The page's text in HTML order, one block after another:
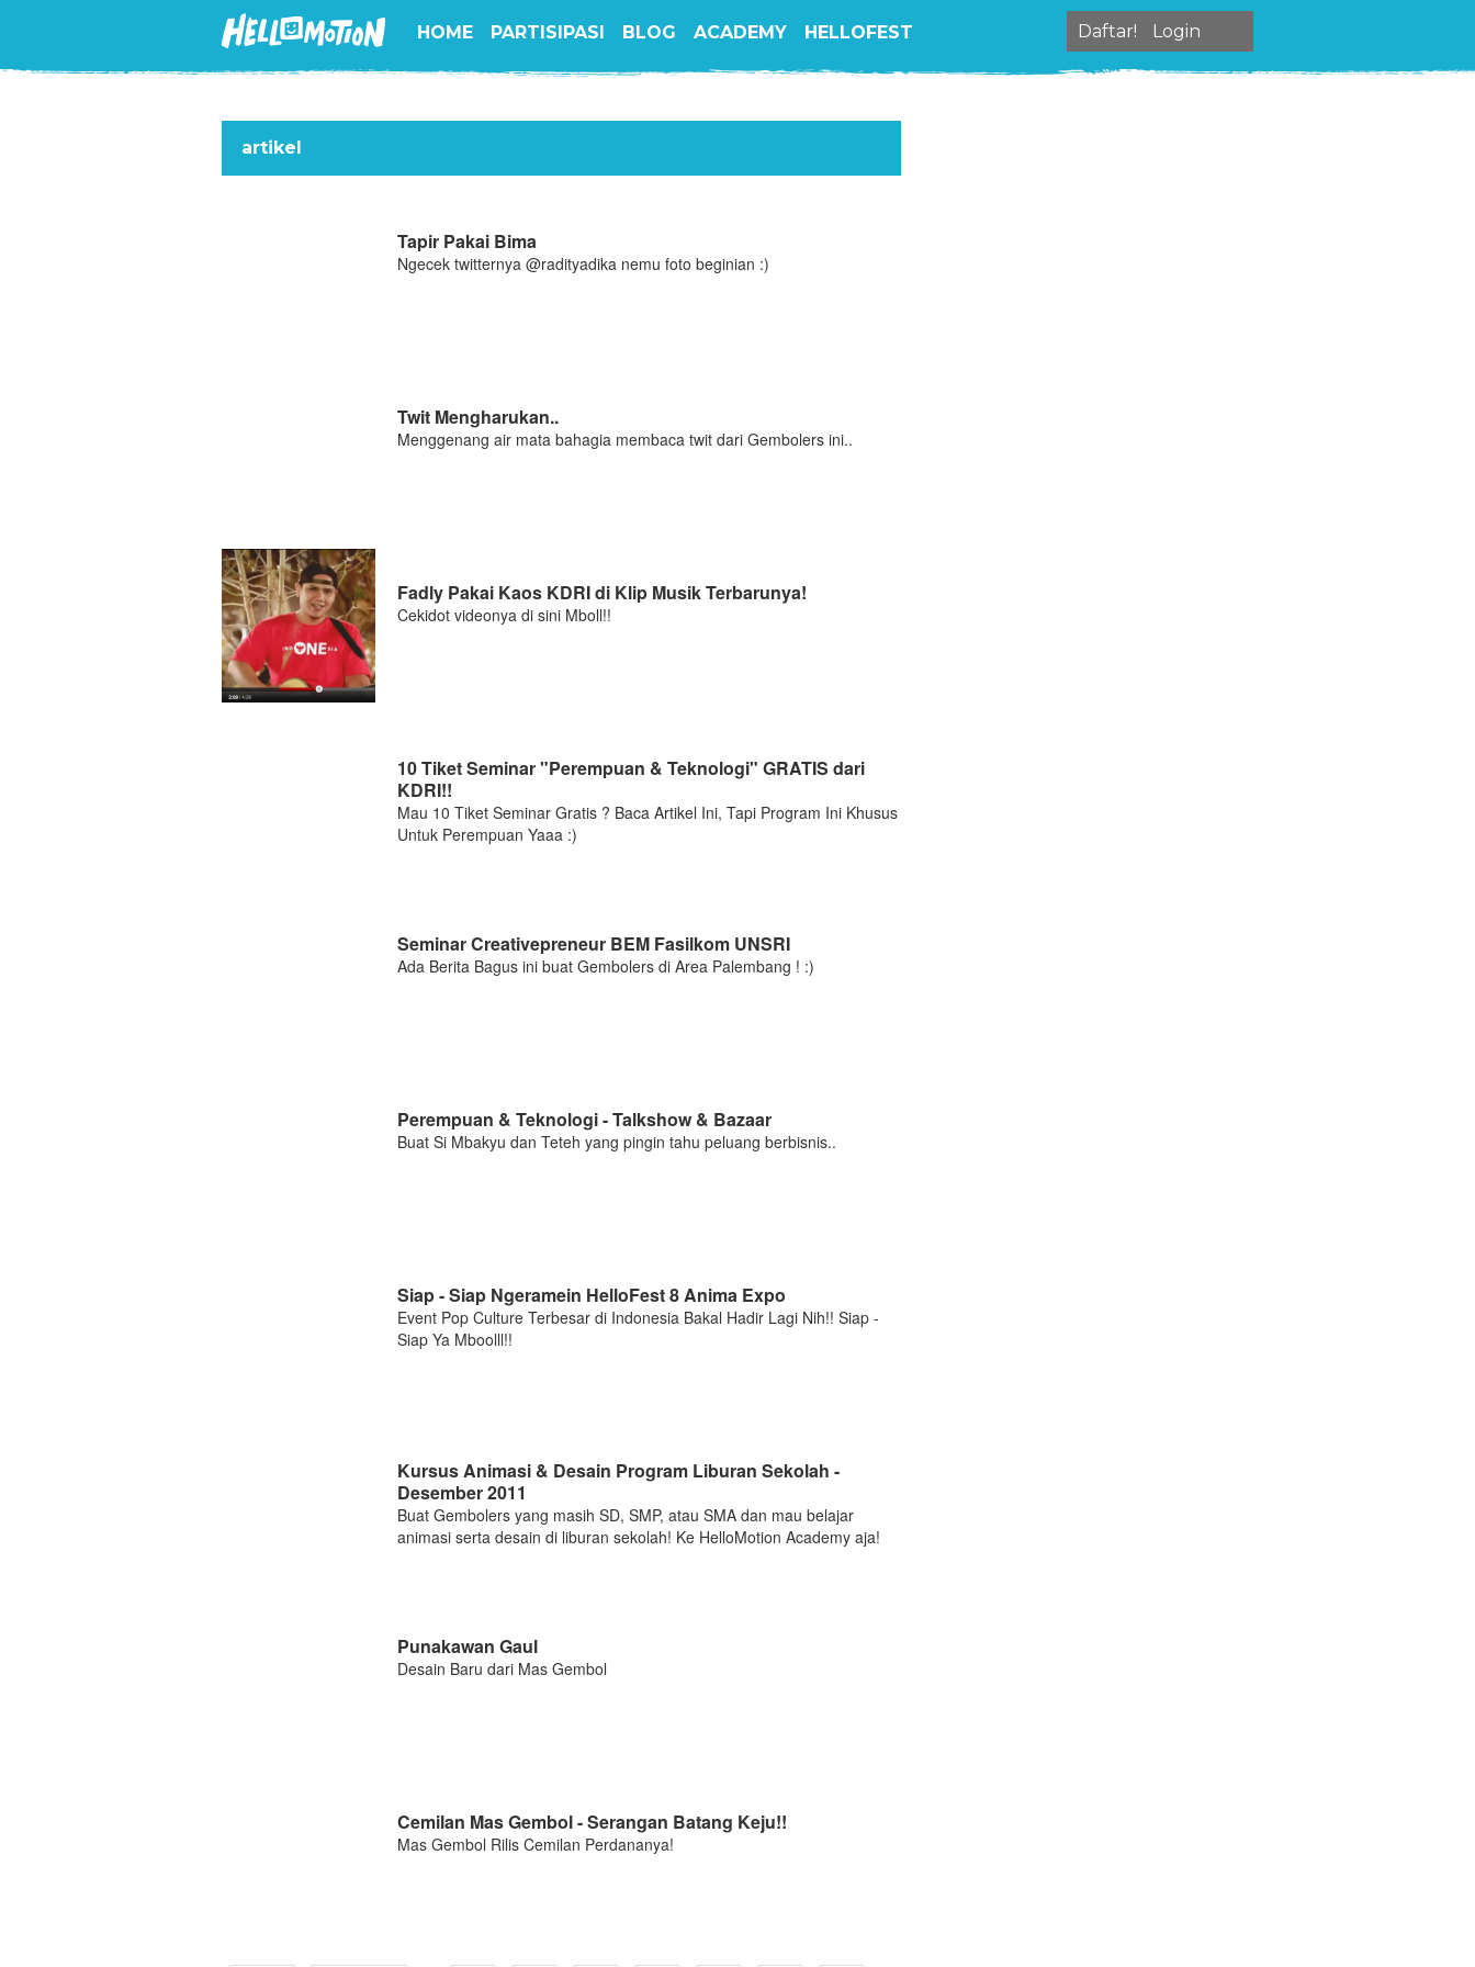
HOME PARTISIPASI BLOG ACADEMY HELLOFEST Daftar! Login
artikel
Tapir Pakai Bima
Ngecek twitternya @radityadika nemu foto beginian :)
Twit Mengharukan..
Menggenang air mata bahagia membaca twit dari Gembolers ini..
Fadly Pakai Kaos KDRI di Klip Musik Terbarunya!
Cekidot videonya di sini Mboll!!
10 Tiket Seminar "Perempuan & Teknologi" GRATIS dari
KDRI!!
Mau 10 Tiket Seminar Gratis ? Baca Artikel Ini, Tapi Program Ini Khusus
Untuk Perempuan Yaaa :)
Seminar Creativepreneur BEM Fasilkom UNSRI
Ada Berita Bagus ini buat Gembolers di Area Palembang ! :)
Perempuan & Teknologi - Talkshow & Bazaar
Buat Si Mbakyu dan Teteh yang pingin tahu peluang berbisnis..
Siap - Siap Ngeramein HelloFest 8 Anima Expo
Event Pop Culture Terbesar di Indonesia Bakal Hadir Lagi Nih!! Siap -
Siap Ya Mboolll!!
Kursus Animasi & Desain Program Liburan Sekolah -
Desember 2011
Buat Gembolers yang masih SD, SMP, atau SMA dan mau belajar
animasi serta desain di liburan sekolah! Ke HelloMotion Academy aja!
Punakawan Gaul
Desain Baru dari Mas Gembol
Cemilan Mas Gembol - Serangan Batang Keju!!
Mas Gembol Rilis Cemilan Perdananya!